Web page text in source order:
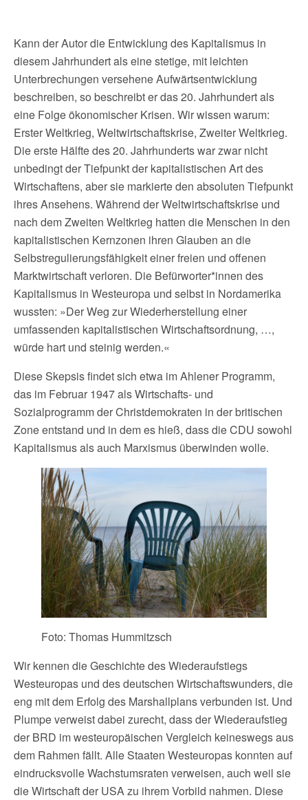
Kann der Autor die Entwicklung des Kapitalismus in
diesem Jahrhundert als eine stetige, mit leichten
Unterbrechungen versehene Aufwärtsentwicklung
beschreiben, so beschreibt er das 20. Jahrhundert als
eine Folge ökonomischer Krisen. Wir wissen warum:
Erster Weltkrieg, Weltwirtschaftskrise, Zweiter Weltkrieg.
Die erste Hälfte des 20. Jahrhunderts war zwar nicht
unbedingt der Tiefpunkt der kapitalistischen Art des
Wirtschaftens, aber sie markierte den absoluten Tiefpunkt
ihres Ansehens. Während der Weltwirtschaftskrise und
nach dem Zweiten Weltkrieg hatten die Menschen in den
kapitalistischen Kernzonen ihren Glauben an die
Selbstregulierungsfähigkeit einer freien und offenen
Marktwirtschaft verloren. Die Befürworter*innen des
Kapitalismus in Westeuropa und selbst in Nordamerika
wussten: »Der Weg zur Wiederherstellung einer
umfassenden kapitalistischen Wirtschaftsordnung, …,
würde hart und steinig werden.«
Diese Skepsis findet sich etwa im Ahlener Programm,
das im Februar 1947 als Wirtschafts- und
Sozialprogramm der Christdemokraten in der britischen
Zone entstand und in dem es hieß, dass die CDU sowohl
Kapitalismus als auch Marxismus überwinden wolle.
Foto: Thomas Hummitzsch
Wir kennen die Geschichte des Wiederaufstiegs
Westeuropas und des deutschen Wirtschaftswunders, die
eng mit dem Erfolg des Marshallplans verbunden ist. Und
Plumpe verweist dabei zurecht, dass der Wiederaufstieg
der BRD im westeuropäischen Vergleich keineswegs aus
dem Rahmen fällt. Alle Staaten Westeuropas konnten auf
eindrucksvolle Wachstumsraten verweisen, auch weil sie
die Wirtschaft der USA zu ihrem Vorbild nahmen. Diese